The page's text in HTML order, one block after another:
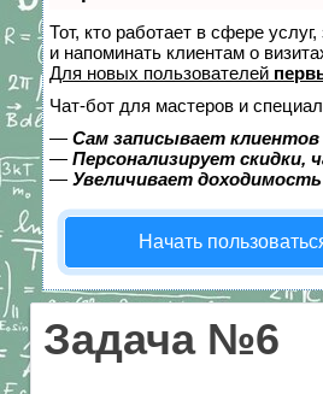
Тот, кто работает в сфере
и напоминать клиентам о
Для новых пользователей
Чат-бот для мастеров и
— Сам записывает
— Персонализирует скидки,
— Увеличивает
Начать
Задача №6